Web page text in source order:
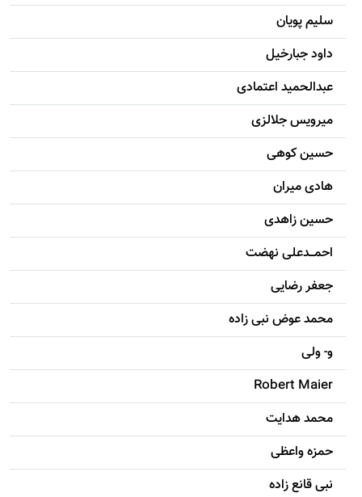
سليم پویان
داود جبارخیل
عبدالحمید اعتمادی
میرویس جلالزی
حسين کوهی
هادی ميران
حسين زاهدی
احمـــدعلی نهضت
جعفر رضایی
محمد عوض نبی زاده
و- ولی
Robert Maier
محمد هدایت
حمزه واعظی
نبی قانع زاده